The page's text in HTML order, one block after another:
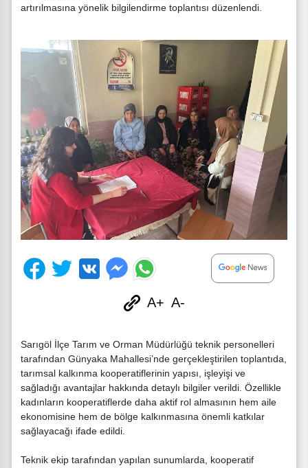
artırılmasına yönelik bilgilendirme toplantısı düzenlendi.
A+ A-
Sarıgöl İlçe Tarım ve Orman Müdürlüğü teknik personelleri
tarafından Günyaka Mahallesi’nde gerçekleştirilen toplantıda,
tarımsal kalkınma kooperatiflerinin yapısı, işleyişi ve
sağladığı avantajlar hakkında detaylı bilgiler verildi. Özellikle
kadınların kooperatiflerde daha aktif rol almasının hem aile
ekonomisine hem de bölge kalkınmasına önemli katkılar
sağlayacağı ifade edildi.
Teknik ekip tarafından yapılan sunumlarda, kooperatif